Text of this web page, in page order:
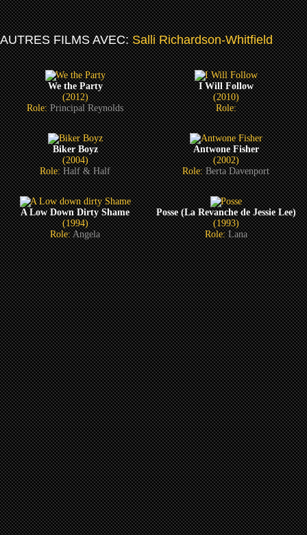
AUTRES FILMS AVEC:Salli Richardson-Whitfield
We the Party
(2012)
Role:Principal Reynolds
I Will Follow
(2010)
Role:
Biker Boyz
(2004)
Role:Half & Half
Antwone Fisher
(2002)
Role:Berta Davenport
A Low Down Dirty Shame
(1994)
Role:Angela
Posse (La Revanche de Jessie Lee)
(1993)
Role:Lana